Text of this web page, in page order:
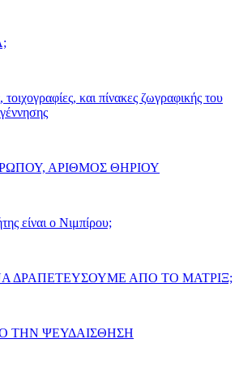
και πίνακες ζωγραφικής του
ΑΡΙΘΜΟΣ ΘΗΡΙΟΥ
είναι ο Νιμπίρου;
ΔΡΑΠΕΤΕΥΣΟΥΜΕ ΑΠΟ ΤΟ ΜΑΤΡΙΞ;
ΤΗΝ ΨΕΥΔΑΙΣΘΗΣΗ